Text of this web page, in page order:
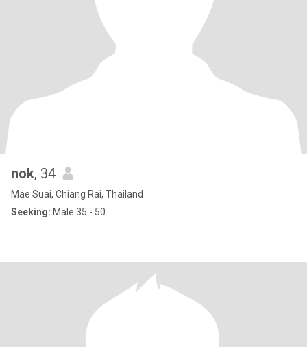
nok, 34
Mae Suai, Chiang Rai, Thailand
Seeking: Male 35 - 50